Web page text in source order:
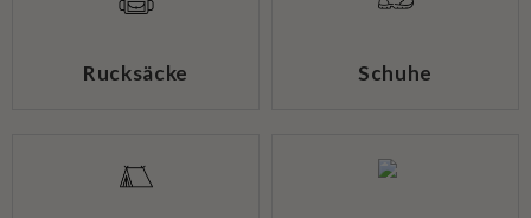
Rucksäcke Schuhe